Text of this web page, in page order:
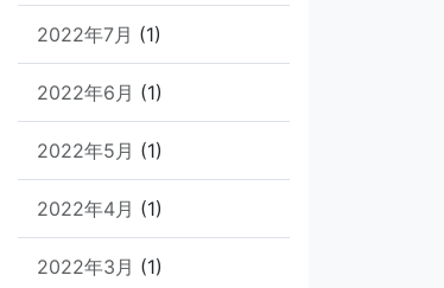
2022年7月 (1)
2022年6月 (1)
2022年5月 (1)
2022年4月 (1)
2022年3月 (1)